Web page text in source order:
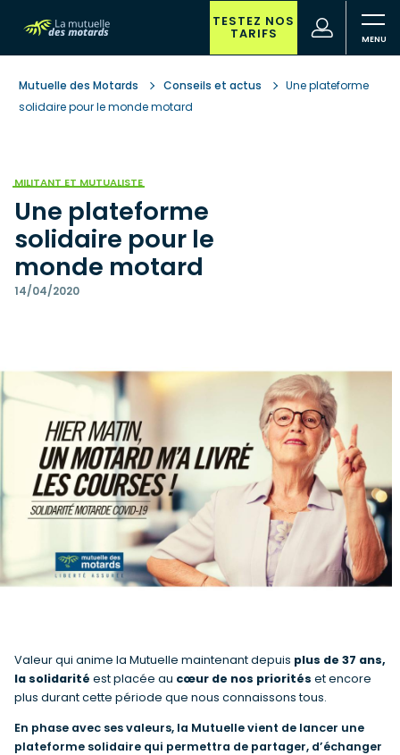
contenu
principal recherche
TESTEZ NOS
TARIFS
(nouvelle
fenêtre)
Mutuelle des Motards Conseils et actus
Une plateforme
solidaire pour le monde motard
MILITANT ET MUTUALISTE
Une plateforme
solidaire pour le
monde motard
14/04/2020
Valeur qui anime la Mutuelle maintenant depuis plus de 37 ans,
la solidarité est placée au cœur de nos priorités et encore
plus durant cette période que nous connaissons tous.
En phase avec ses valeurs, la Mutuelle vient de lancer une
plateforme solidaire qui permettra de partager, d’échanger